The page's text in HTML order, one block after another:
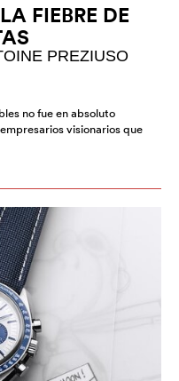
FIEBRE DE
PREZIUSO
no fue en absoluto
visionarios que